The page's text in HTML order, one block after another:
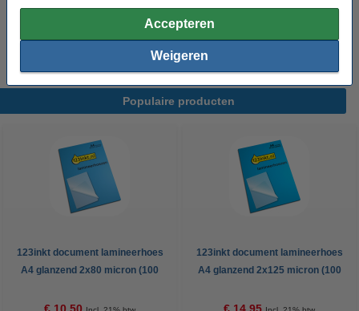
Accepteren
Weigeren
123inkt document lamineerhoes A4 glanzend
2x80 micron (100 stuks)
Populaire producten
123inkt document lamineerhoes
A4 glanzend 2x80 micron (100
123inkt document lamineerhoes
A4 glanzend 2x125 micron (100